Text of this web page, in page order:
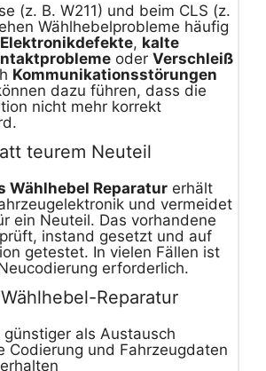
(z. B. W211) und beim CLS (z.
Wählhebelprobleme häufig
, kalte
oder Verschleiß
Kommunikationsstörungen
dazu führen, dass die
nicht mehr korrekt
teurem Neuteil
Wählhebel Reparatur erhält
und vermeidet
ein Neuteil. Das vorhandene
instand gesetzt und auf
getestet. In vielen Fällen ist
erforderlich.
Reparatur
günstiger als Austausch
Codierung und Fahrzeugdaten